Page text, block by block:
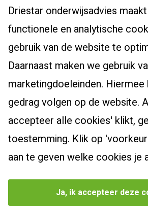
Over Driestar onderwijsadvies
Het beroepsprofiel van de leraar
Certificaten en accreditaties
Vacatures
Contact
Klachtenreglement
Cursussen en trajecten
Breindidactiek
Leiderschapsoriëntatietraject
Zoek een cursus
Post-hbo-opleidingen
Bewegingsonderwijs
Taalcoördinator
Specialist Jonge Kind
Schoolopleider PO
School Video Interactie Begeleiding
Actueel
Nieuwsbrief
Nieuws
Blogs
Agenda
Webshop
Bekijk onze producten
Privacybeleid
2026 Driestar
Driestar onderwijsadvies
functionele en analytische
gebruik van de website te
Daarnaast maken we gebruik
marketingdoeleinden. Hiermee
gedrag volgen op de website.
accepteer alle cookies' klikt,
toestemming. Klik op
aan te geven welke cookies je
Ja, ik accepteer deze